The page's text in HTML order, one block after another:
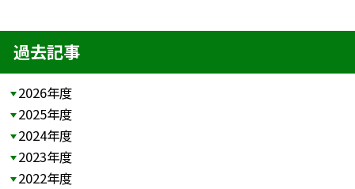
過去記事
2026年度
2025年度
2024年度
2023年度
2022年度